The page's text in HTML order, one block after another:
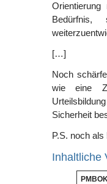
Bedürfnis,
[…]
Noch
wie eine
Sicherheit
P.S. noch
Inhaltliche